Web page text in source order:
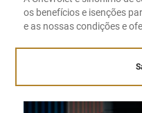
os benefícios e isenções
e as nossas condições e